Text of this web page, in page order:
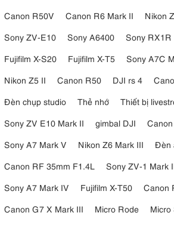
Canon R50V
Canon R6 Mark II Nikon
Sony ZV-E10
Sony A6400 Sony RX1R
Fujifilm X-S20
Fujifilm X-T5 Sony A7C
Nikon Z5 II
Canon R50 DJI rs 4
Đèn chụp studio
Thẻ nhớ
Thiết bị
Sony ZV E10 Mark II
gimbal DJI
Sony A7 Mark V
Nikon Z6 Mark III
Đèn
Canon RF 35mm F1.4L
Sony ZV-1 Mark
Sony A7 Mark IV
Fujifilm X-T50
Canon
Canon G7 X Mark III
Micro Rode Micro